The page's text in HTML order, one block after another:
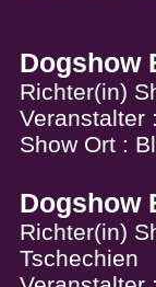
Dogshow
Richter(in)
Veranstalter
Show Ort :
Dogshow
Richter(in)
Tschechien